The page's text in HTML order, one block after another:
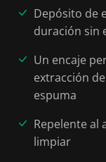
Depósito de
duración sin
Un encaje
extracción
espuma
Repelente al
limpiar